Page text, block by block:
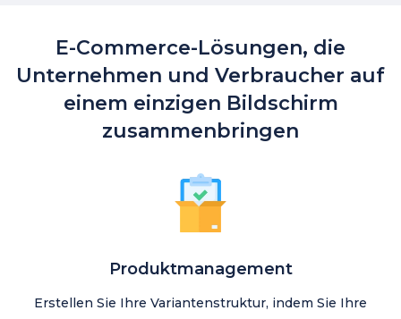
E-Commerce-Lösungen, die
Unternehmen und Verbraucher auf
einem einzigen Bildschirm
zusammenbringen
Produktmanagement
Erstellen Sie Ihre Variantenstruktur, indem Sie Ihre